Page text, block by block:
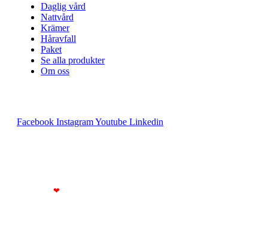
Daglig vård
Nattvård
Krämer
Håravfall
Paket
Se alla produkter
Om oss
Facebook InstagramYoutube Linkedin
❤